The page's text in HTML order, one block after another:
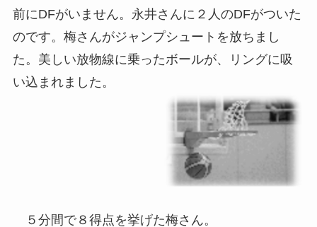
前にDFがいません。永井さんに２人のDFがついた
のです。梅さんがジャンプシュートを放ちまし
た。美しい放物線に乗ったボールが、リングに吸
い込まれました。
５分間で８得点を挙げた梅さん。